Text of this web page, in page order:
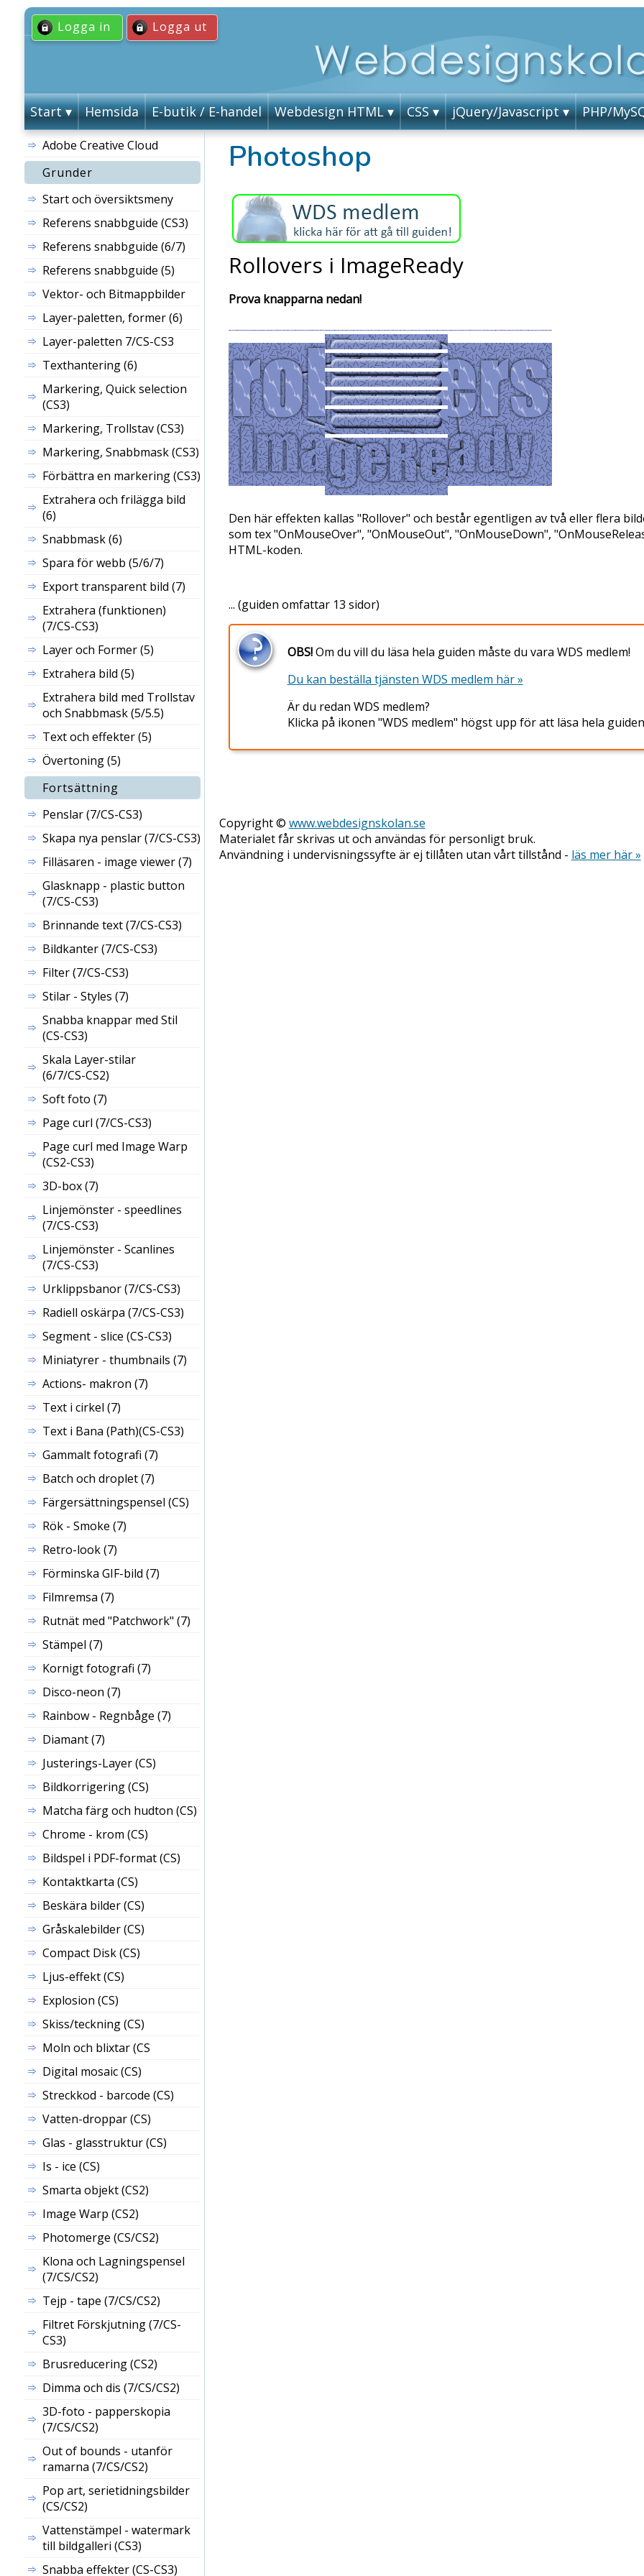
Logga in Logga ut
Start Hemsida E-butik / E-handel Webdesign HTML CSS jQuery/Javascript PHP/
Adobe Creative Cloud
Grunder
Start och översiktsmeny
Referens snabbguide (CS3)
Referens snabbguide (6/7)
Referens snabbguide (5)
Vektor- och Bitmappbilder
Layer-paletten, former (6)
Layer-paletten 7/CS-CS3
Texthantering (6)
Markering, Quick selection
(CS3)
Markering, Trollstav (CS3)
Markering, Snabbmask (CS3)
Förbättra en markering (CS3)
Extrahera och frilägga bild
(6)
Snabbmask (6)
Spara för webb (5/6/7)
Export transparent bild (7)
Extrahera (funktionen)
(7/CS-CS3)
Layer och Former (5)
Extrahera bild (5)
Extrahera bild med Trollstav
och Snabbmask (5/5.5)
Text och effekter (5)
Övertoning (5)
Fortsättning
Penslar (7/CS-CS3)
Skapa nya penslar (7/CS-CS3)
Filläsaren - image viewer (7)
Glasknapp - plastic button
(7/CS-CS3)
Brinnande text (7/CS-CS3)
Bildkanter (7/CS-CS3)
Filter (7/CS-CS3)
Stilar - Styles (7)
Snabba knappar med Stil
(CS-CS3)
Skala Layer-stilar
(6/7/CS-CS2)
Soft foto (7)
Page curl (7/CS-CS3)
Page curl med Image Warp
(CS2-CS3)
3D-box (7)
Linjemönster - speedlines
(7/CS-CS3)
Linjemönster - Scanlines
(7/CS-CS3)
Urklippsbanor (7/CS-CS3)
Radiell oskärpa (7/CS-CS3)
Segment - slice (CS-CS3)
Miniatyrer - thumbnails (7)
Actions- makron (7)
Text i cirkel (7)
Text i Bana (Path)(CS-CS3)
Gammalt fotografi (7)
Batch och droplet (7)
Färgersättningspensel (CS)
Rök - Smoke (7)
Retro-look (7)
Förminska GIF-bild (7)
Filmremsa (7)
Rutnät med "Patchwork" (7)
Stämpel (7)
Kornigt fotografi (7)
Disco-neon (7)
Rainbow - Regnbåge (7)
Diamant (7)
Justerings-Layer(CS)
Bildkorrigering (CS)
Matcha färg och hudton (CS)
Chrome - krom (CS)
Bildspel i PDF-format (CS)
Kontaktkarta (CS)
Beskära bilder (CS)
Gråskalebilder (CS)
Compact Disk (CS)
Ljus-effekt (CS)
Explosion (CS)
Skiss/teckning (CS)
Moln och blixtar (CS
Digital mosaic (CS)
Streckkod - barcode (CS)
Vatten-droppar (CS)
Glas - glasstruktur (CS)
Is - ice (CS)
Smarta objekt (CS2)
Image Warp (CS2)
Photomerge (CS/CS2)
Klona och Lagningspensel
(7/CS/CS2)
Tejp - tape (7/CS/CS2)
Filtret Förskjutning (7/CS-
CS3)
Brusreducering (CS2)
Dimma och dis (7/CS/CS2)
3D-foto - papperskopia
(7/CS/CS2)
Out of bounds - utanför
ramarna (7/CS/CS2)
Pop art, serietidningsbilder
(CS/CS2)
Vattenstämpel - watermark
till bildgalleri (CS3)
Snabba effekter (CS-CS3)
Photoshop
Rollovers i ImageReady
Prova knapparna nedan!
Den här effekten kallas "Rollover" och består egentligen av två eller flera
som tex "OnMouseOver", "OnMouseOut", "OnMouseDown",
HTML-koden.
... (guiden omfattar 13 sidor)
OBS!Om du vill du läsa hela guiden måste du vara WDS medlem!
Du kan beställa tjänsten WDS medlem här »
Är du redan WDS medlem?
Klicka på ikonen "WDS medlem" högst upp för att läsa hela
Copyright © www.webdesignskolan.se
Materialet får skrivas ut och användas för personligt bruk.
Användning i undervisningssyfte är ej tillåten utan vårt tillstånd - läs mer här »